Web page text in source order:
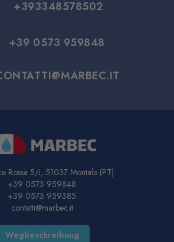
+393348578502
+39 0573 959848
Rossa 5/i, 51037 Montale (PT)
+39 0573 959848
+39 0573 959385
contatti@marbec.it
Wegbeschreibung